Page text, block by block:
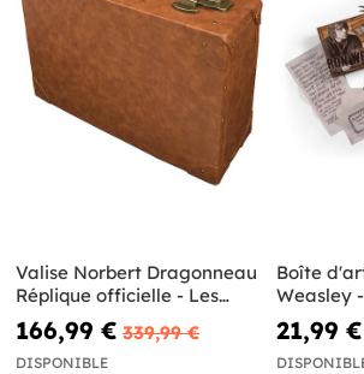
Valise Norbert Dragonneau
Réplique officielle - Les
Animaux fantastiques
166,99 € 339,99 €
DISPONIBLE
Boîte
Weasley
21,99 €